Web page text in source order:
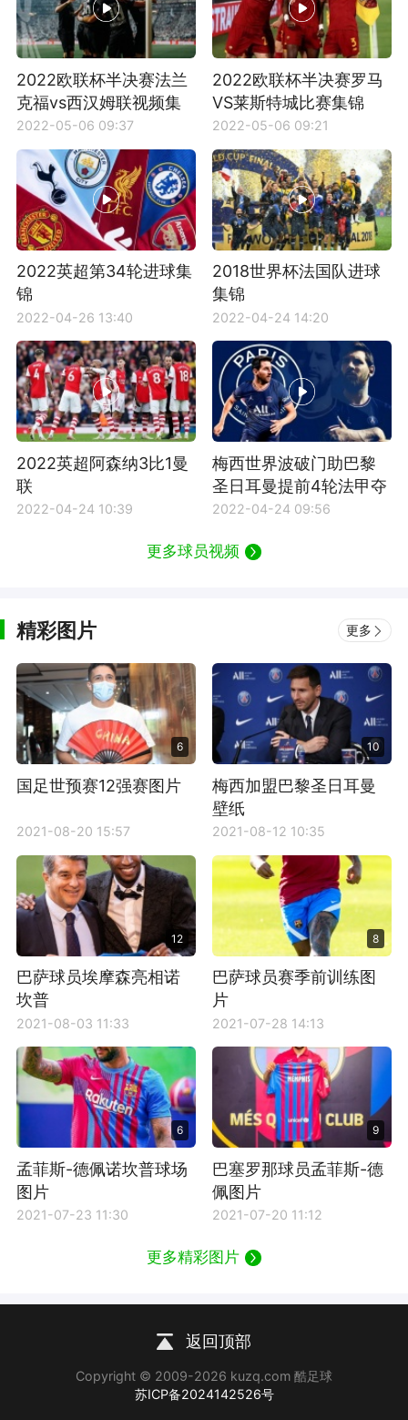
2022欧联杯半决赛法兰
克福vs西汉姆联视频集
锦
2022-05-06 09:37
2022欧联杯半决赛罗马
VS莱斯特城比赛集锦
2022-05-06 09:21
2022英超第34轮进球集
锦
2022-04-26 13:40
2018世界杯法国队进球
集锦
2022-04-24 14:20
2022英超阿森纳3比1曼
联
2022-04-24 10:39
梅西世界波破门助巴黎
圣日耳曼提前4轮法甲夺
冠
2022-04-24 09:56
更多球员视频
精彩图片 更多
6
国足世预赛12强赛图片
2021-08-20 15:57
10
梅西加盟巴黎圣日耳曼
壁纸
2021-08-12 10:35
12
巴萨球员埃摩森亮相诺
坎普
2021-08-03 11:33
8
巴萨球员赛季前训练图
片
2021-07-28 14:13
6
孟菲斯-德佩诺坎普球场
图片
2021-07-23 11:30
9
巴塞罗那球员孟菲斯-德
佩图片
2021-07-20 11:12
更多精彩图片
返回顶部
Copyright © 2009-2026 kuzq.com 酷足球
苏ICP备2024142526号